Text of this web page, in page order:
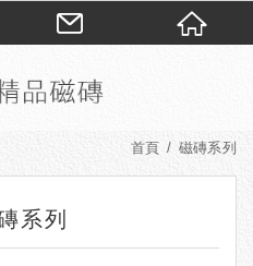
首頁 磁磚系列
系列